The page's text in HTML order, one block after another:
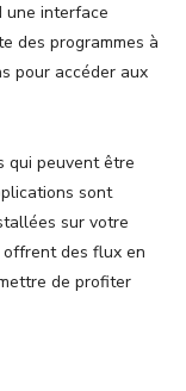
une interface
des programmes à
pour accéder aux
qui peuvent être
sont
sur votre
des flux en
de profiter